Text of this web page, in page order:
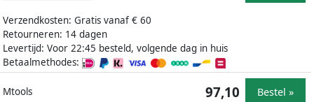
Verzendkosten: Gratis vanaf € 60
Retourneren: 14 dagen
Levertijd: Voor 22:45 besteld, volgende dag in huis
Betaalmethodes:
Mtools 97,10 Bestel »